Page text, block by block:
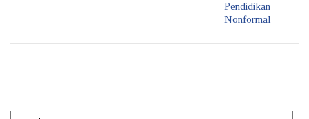
Pendidikan
Nonformal